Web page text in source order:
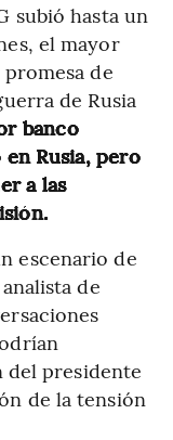
subió hasta un
el mayor
promesa de
de Rusia
banco
Rusia, pero
a las
escenario de
de
del presidente
de la tensión